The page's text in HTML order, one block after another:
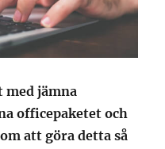
med jämna
officepaketet och
att göra detta så